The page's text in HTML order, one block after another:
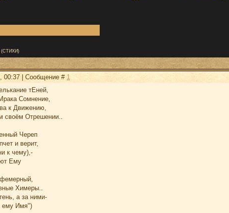
(СТИХИ)
00:37 | Сообщение # 1
тЕней,
Сомнение,
к Движению,
своём Отрешении..
Череп
и верит,
к чему),-
Ему
Химеры..
а за ними-
ему Имя")